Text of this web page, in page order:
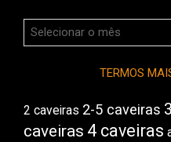
Arquivos
do
TERMOS
2 caveiras 2-5 caveiras
caveiras 4 caveiras